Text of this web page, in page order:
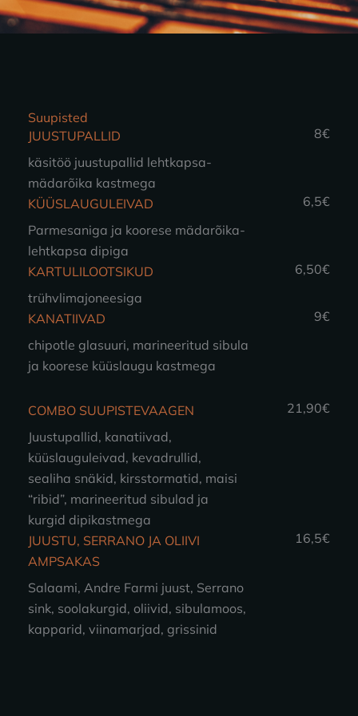
Suupisted
JUUSTUPALLID
käsitöö juustupallid lehtkapsa-
mädarõika kastmega
8€
KÜÜSLAUGULEIVAD
Parmesaniga ja koorese mädarõika-
lehtkapsa dipiga
6,5€
KARTULILOOTSIKUD
trühvlimajoneesiga
6,50€
KANATIIVAD
chipotle glasuuri, marineeritud sibula
ja koorese küüslaugu kastmega
9€
COMBO SUUPISTEVAAGEN
Juustupallid, kanatiivad,
küüslauguleivad, kevadrullid,
sealiha snäkid, kirsstormatid, maisi
“ribid”, marineeritud sibulad ja
kurgid dipikastmega
21,90€
JUUSTU, SERRANO JA OLIIVI
AMPSAKAS
Salaami, Andre Farmi juust, Serrano
sink, soolakurgid, oliivid, sibulamoos,
kapparid, viinamarjad, grissinid
16,5€